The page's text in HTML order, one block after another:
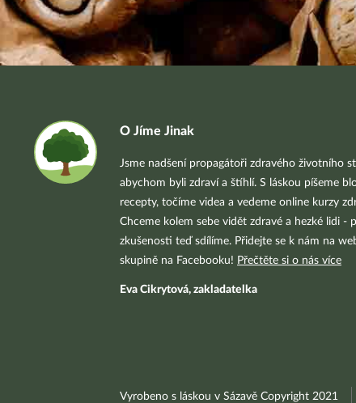
O Jíme Jinak
Jsme nadšení propagátoři zdravého životního
abychom byli zdraví a štíhlí. S láskou píšeme
recepty, točíme videa a vedeme online kurzy
Chceme kolem sebe vidět zdravé a hezké lidi -
zkušenosti teď sdílíme. Přidejte se k nám na
skupině na Facebooku! Přečtěte si o nás více
Eva Cikrytová, zakladatelka
Vyrobeno s láskou v Sázavě Copyright 2021